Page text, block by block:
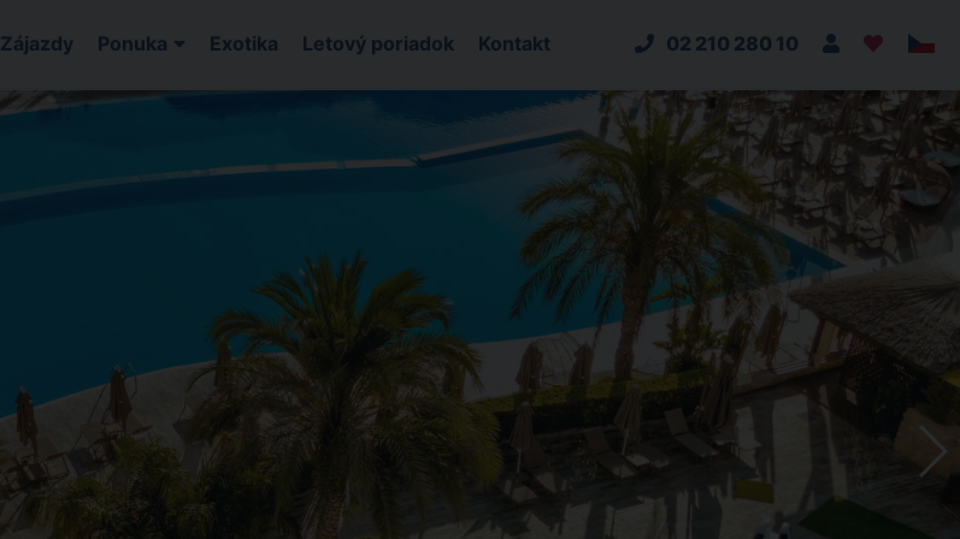
Zájazdy Ponuka Exotika Letový poriadok Kontakt 02 210 280 10